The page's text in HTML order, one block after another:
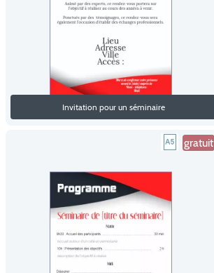
Invitation pour un séminaire
gratuit